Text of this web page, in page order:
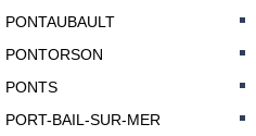
PONTAUBAULT
PONTORSON
PONTS
PORT-BAIL-SUR-MER